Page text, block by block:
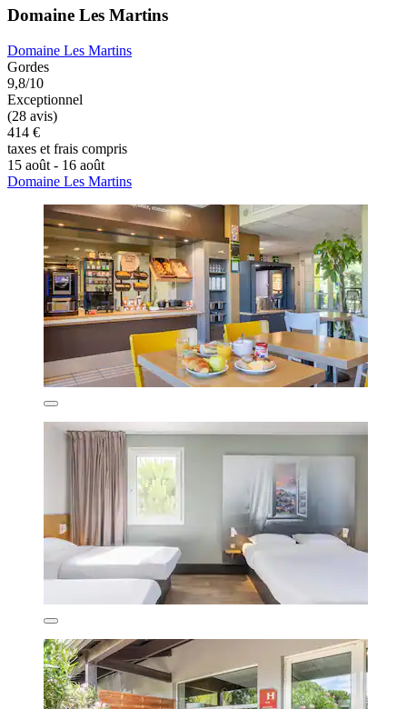
Domaine Les Martins
Domaine Les Martins
Gordes
9,8/10
Exceptionnel
(28 avis)
414 €
taxes et frais compris
15 août - 16 août
Domaine Les Martins